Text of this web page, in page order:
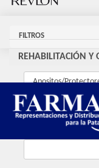
FILTROS
REHABILITACIÓN Y
Apositos/
Pads/Piedra